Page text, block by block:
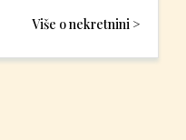
Više o nekretnini >